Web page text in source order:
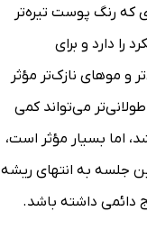
که رنگ پوست تیره‌تر
را دارد و برای
موهای نازک‌تر مؤثر
می‌تواند کمی
اما بسیار مؤثر است،
جلسه به انتهای ریشه
دائمی داشته باشد.